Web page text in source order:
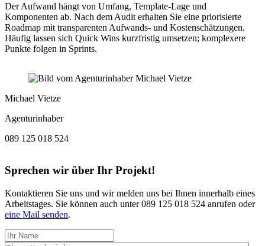
Der Aufwand hängt von Umfang, Template-Lage und
Komponenten ab. Nach dem Audit erhalten Sie eine priorisierte
Roadmap mit transparenten Aufwands- und Kostenschätzungen.
Häufig lassen sich Quick Wins kurzfristig umsetzen; komplexere
Punkte folgen in Sprints.
Michael Vietze
Agenturinhaber
089 125 018 524
Sprechen wir über Ihr Projekt!
Kontaktieren Sie uns und wir melden uns bei Ihnen innerhalb eines
Arbeitstages. Sie können auch unter 089 125 018 524 anrufen oder
eine Mail senden.